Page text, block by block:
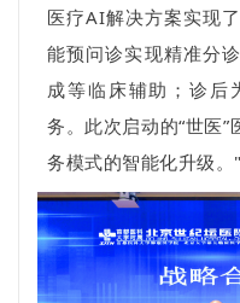
医疗AI解决方案实现
能预问诊实现精准分
成等临床辅助；诊后
务。此次启动的“世医
务模式的智能化升级。"